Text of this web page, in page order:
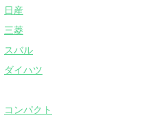
日産
三菱
スバル
ダイハツ
コンパクト